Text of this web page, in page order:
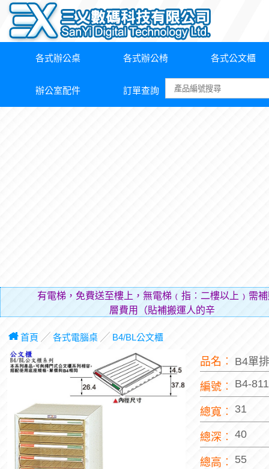
各式辦公桌 各式辦公椅 各式公文櫃
辦公室配件 訂單查詢
有電梯，免費送至樓上，無電梯﹙指︰二樓以上﹚需
層費用（貼補搬運人的辛勞）。
首頁 ╱ 各式電腦桌╱ B4/BL公文櫃
品名︰ B4單
編號︰ B4-
總寬︰ 31
總深︰ 40
總高︰ 55